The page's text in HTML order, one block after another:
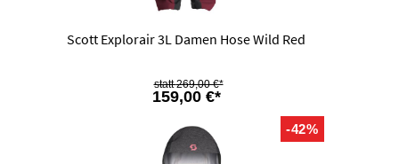
Scott Explorair 3L Damen Hose Wild Red
159,00 €*
269,00 €*
-42%